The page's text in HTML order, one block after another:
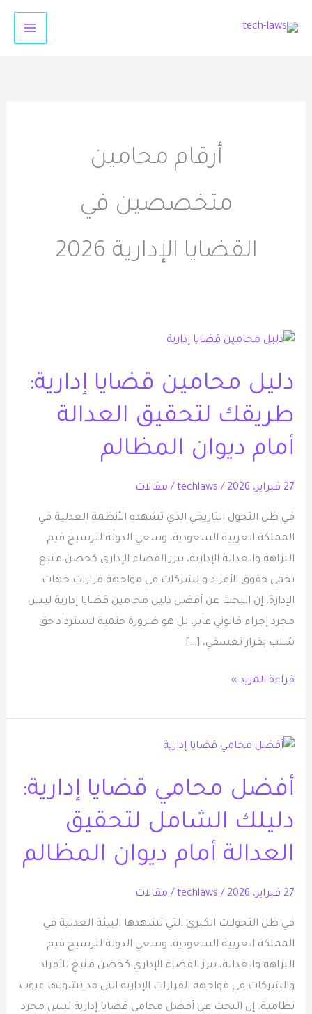
أرقام محامين
متخصصين في
القضايا الإدارية 2026
دليل محامين قضايا إدارية:
طريقك لتحقيق العدالة
أمام ديوان المظالم
27 فبراير، 2026 /
techlaws
/ مقالات
في ظل التحول التاريخي الذي تشهده الأنظمة العدلية في
المملكة العربية السعودية، وسعي الدولة لترسيخ قيم
النزاهة والعدالة الإدارية، يبرز القضاء الإداري كحصن منيع
يحمي حقوق الأفراد والشركات في مواجهة قرارات جهات
الإدارة. إن البحث عن أفضل دليل محامين قضايا إدارية ليس
مجرد إجراء قانوني عابر، بل هو ضرورة حتمية لاسترداد حق
سُلب بقرار تعسفي، […]
دليل
قضايا
طريقك
لتحقيق
أمام
المظالم
قراءة المزيد »
أفضل محامي قضايا إدارية:
دليلك الشامل لتحقيق
العدالة أمام ديوان المظالم
27 فبراير، 2026 /
techlaws
/ مقالات
في ظل التحولات الكبرى التي تشهدها البيئة العدلية في
المملكة العربية السعودية، وسعي الدولة لترسيخ قيم
النزاهة والعدالة، يبرز القضاء الإداري كحصن منيع للأفراد
والشركات في مواجهة القرارات الإدارية التي قد تشوبها عيوب
نظامية. إن البحث عن أفضل محامي قضايا إدارية ليس مجرد
أفضل
قضايا
دليلك
الشامل
العدالة
ديوان